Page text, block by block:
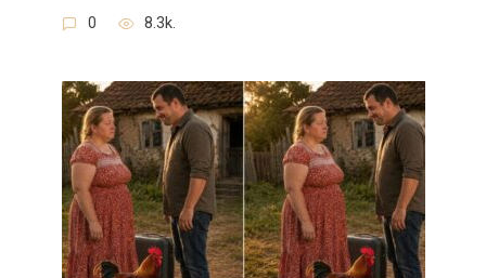
0 8.3k.